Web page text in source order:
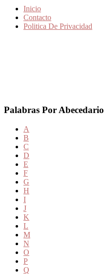
Inicio
Contacto
Politica De Privacidad
Palabras Por Abecedario
A
B
C
D
E
F
G
H
I
J
K
L
M
N
O
P
Q